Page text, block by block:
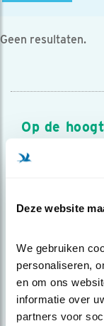
Deze website
We gebruiken
personaliseren,
en om ons
informatie over
partners voor
Geen resultaten.
Op de
Meld je aan en
over vogels en